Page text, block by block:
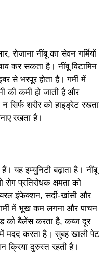
नींबू का सेवन गर्मियों
कर सकता है। नींबू विटामिन
से भरपूर होता है। गर्मी में
की कमी हो जाती है और
सिर्फ शरीर को हाइड्रेट रखता
रखता है।
यह इम्युनिटी बढ़ाता है। नींबू
रोग प्रतिरोधक क्षमता को
इंफेक्शन, सर्दी-खांसी और
में भूख कम लगना और पाचन
को बैलेंस करता है, कब्ज दूर
मदद करता है। सुबह खाली पेट
क्रिया दुरुस्त रहती है।